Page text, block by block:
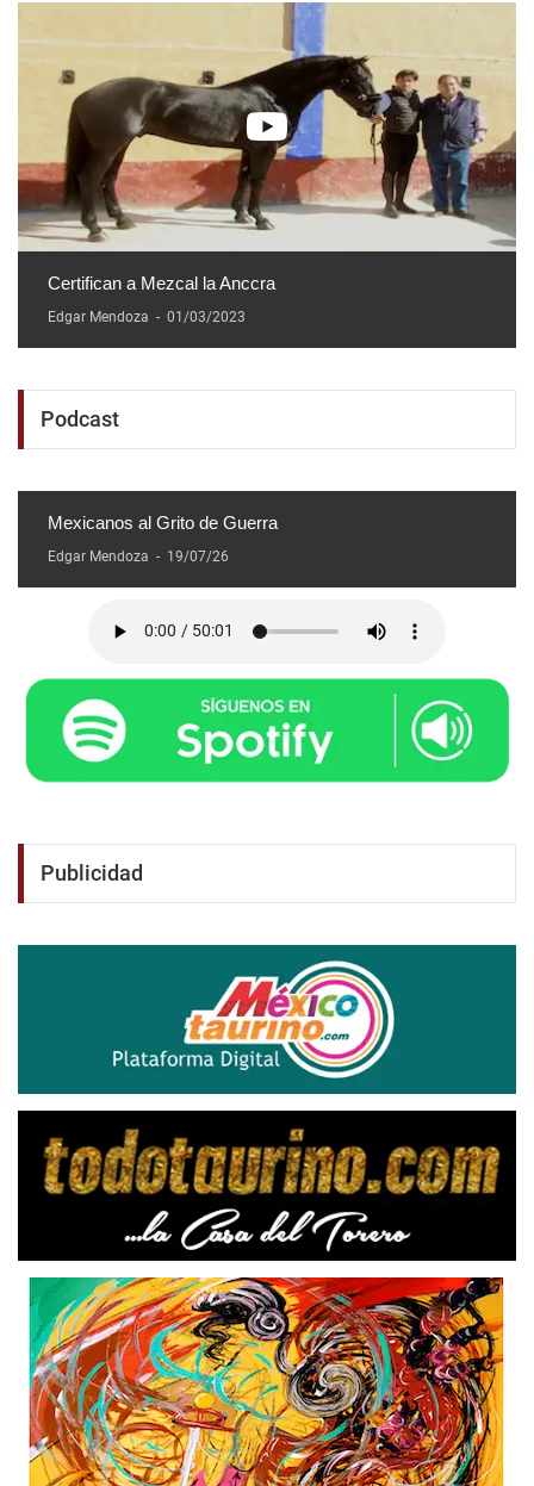
Certifican a Mezcal la Anccra
Edgar Mendoza - 01/03/2023
Podcast
Mexicanos al Grito de Guerra
Edgar Mendoza - 19/07/26
Publicidad